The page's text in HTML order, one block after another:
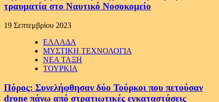
τραυματία στο Ναυτικό Νοσοκομείο
19 Σεπτεμβρίου 2023
ΕΛΛΑΔΑ
ΜΥΣΤΙΚΗ ΤΕΧΝΟΛΟΓΙΑ
ΝΕΑ ΤΑΞΗ
ΤΟΥΡΚΙΑ
Πόρος: Συνελήφθησαν δύο Τούρκοι που πετούσαν
drone πάνω από στρατιωτικές εγκαταστάσεις